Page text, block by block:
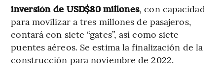
inversión de USD$80 millones, con capacidad
para movilizar a tres millones de pasajeros,
contará con siete “gates”, así como siete
puentes aéreos. Se estima la finalización de la
construcción para noviembre de 2022.